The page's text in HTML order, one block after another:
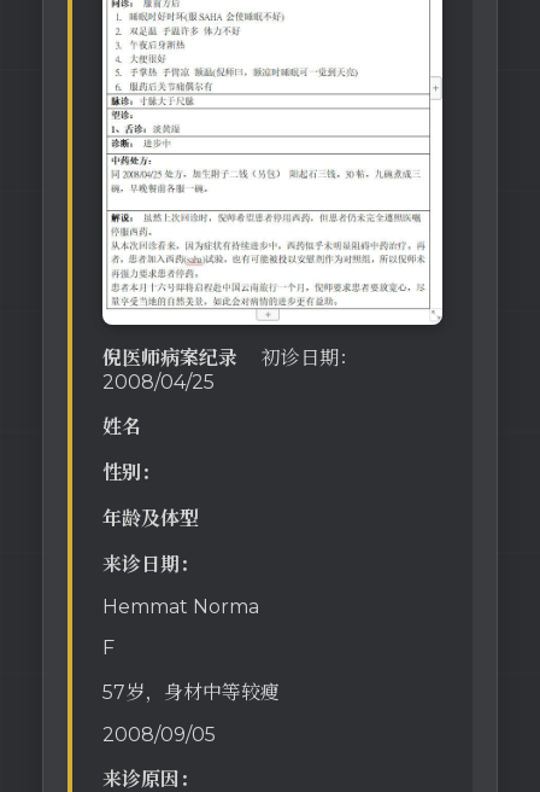
倪医师病案纪录 初诊日期：
2008/04/25
姓名
性别：
年龄及体型
来诊日期：
Hemmat Norma
F
57岁，身材中等较瘦
2008/09/05
来诊原因：